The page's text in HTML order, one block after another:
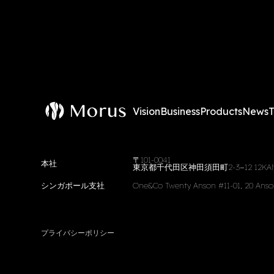
VisionBusinessProductsNews
本社 〒101-0041
東京都千代田区神田須田町2-3−12
シンガポール支社
One&Co Twenty Anson #11-01, 20
プライバシーポリシー